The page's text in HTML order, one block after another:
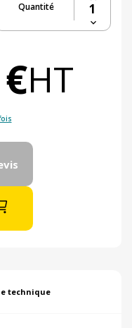
Quantité
HT
technique